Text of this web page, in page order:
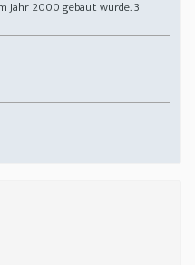
Jahr 2000 gebaut wurde. 3